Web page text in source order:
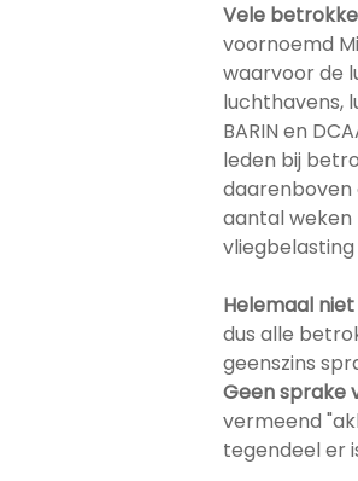
Vele
voornoemd
waarvoor de
luchthavens,
BARIN en
leden bij
daarenboven
aantal weken
vliegbelasting
Helemaal
dus alle
geenszins
Geen sprake
vermeend
tegendeel er